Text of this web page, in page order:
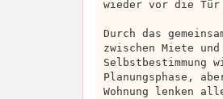
wieder vor die Tür
Durch das
zwischen Miete
Planungsphase,
Wohnung lenken